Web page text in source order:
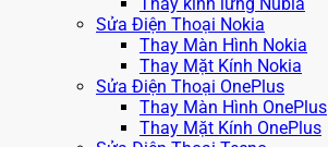
Thay kính lưng Nubia
Sửa Điện Thoại Nokia
Thay Màn Hình Nokia
Thay Mặt Kính Nokia
Sửa Điện Thoại OnePlus
Thay Màn Hình OnePlus
Thay Mặt Kính OnePlus